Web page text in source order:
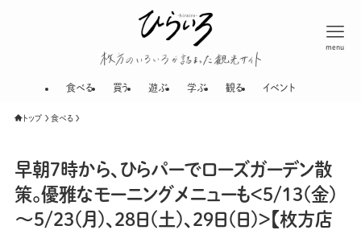
menu
食べる 買う 遊ぶ 学ぶ 観る イベント
トップ 食べる
早朝7時から、ひらパーでローズガーデン散
策。優雅なモーニングメニューも＜5/13(金)
～5/23(月)、28日(土)、29日(日)＞【枚方店